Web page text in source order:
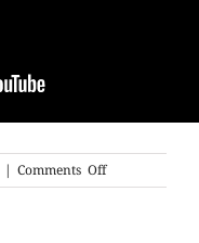
| Comments Offon
රෝහල්